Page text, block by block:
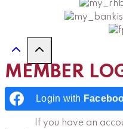
MEMBER
Login with
If you have an